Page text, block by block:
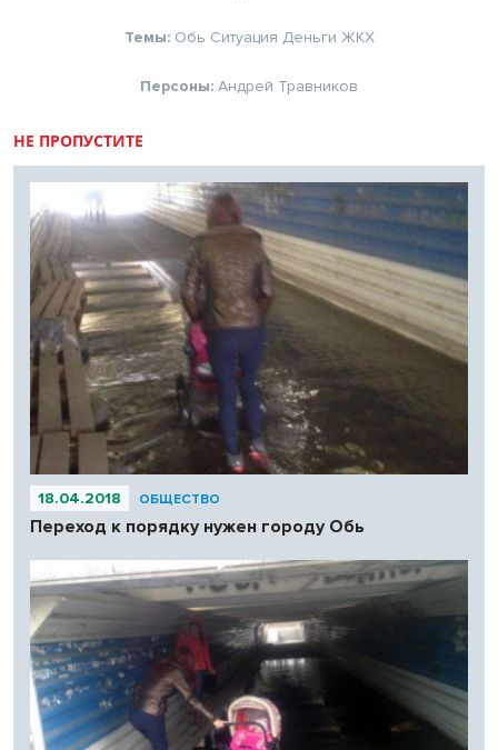
Темы: Обь Ситуация Деньги ЖКХ
Персоны: Андрей Травников
НЕ ПРОПУСТИТЕ
18.04.2018 ОБЩЕСТВО
Переход к порядку нужен городу Обь